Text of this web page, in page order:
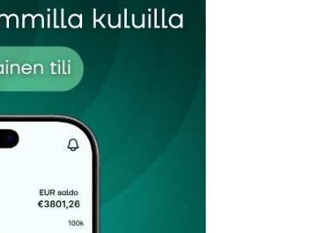
Sähköpostiosoitteesi